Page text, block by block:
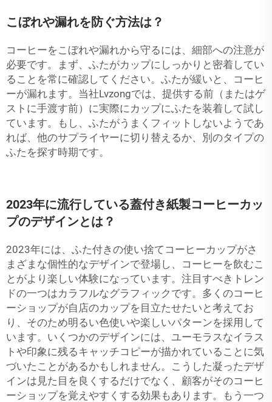
こぼれや漏れを防ぐ方法は？
コーヒーをこぼれや漏れから守るには、細部への注意が
必要です。まず、ふたがカップにしっかりと密着してい
ることを常に確認してください。ふたが緩いと、コーヒ
ーが漏れます。当社Lvzongでは、提供する前（またはゲ
ストに手渡す前）に実際にカップにふたを装着して試し
ています。もし、ふたがうまくフィットしないようであ
れば、他のサプライヤーに切り替えるか、別のタイプの
ふたを探す時期です。
2023年に流行している蓋付き紙製コーヒーカッ
プのデザインとは？
2023年には、ふた付きの使い捨てコーヒーカップがさ
まざまな個性的なデザインで登場し、コーヒーを飲むこ
とがより楽しい体験になっています。注目すべきトレン
ドの一つはカラフルなグラフィックです。多くのコーヒ
ーショップが自店のカップを目立たせたいと考えてお
り、そのため明るい色使いや楽しいパターンを採用して
います。いくつかのデザインには、ユーモラスなイラス
トや印象に残るキャッチコピーが描かれていることに気
づいたことがあるかもしれません。こうした凝ったデザ
インは見た目を良くするだけでなく、顧客がそのコーヒ
ーショップを覚えやすくする効果もあります。もう一つ